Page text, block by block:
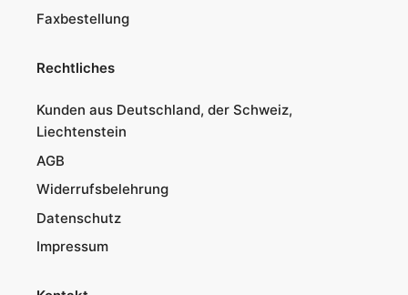
Faxbestellung
Rechtliches
Kunden aus Deutschland, der Schweiz,
Liechtenstein
AGB
Widerrufsbelehrung
Datenschutz
Impressum